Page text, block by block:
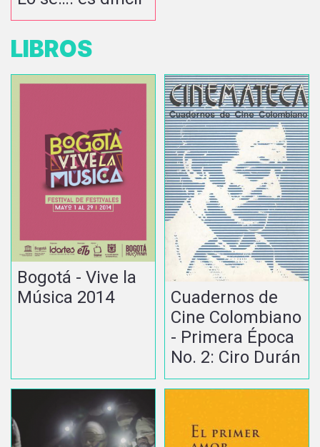
LIBROS
Bogotá - Vive la
Música 2014
Cuadernos de
Cine Colombiano
- Primera Época
No. 2: Ciro Durán